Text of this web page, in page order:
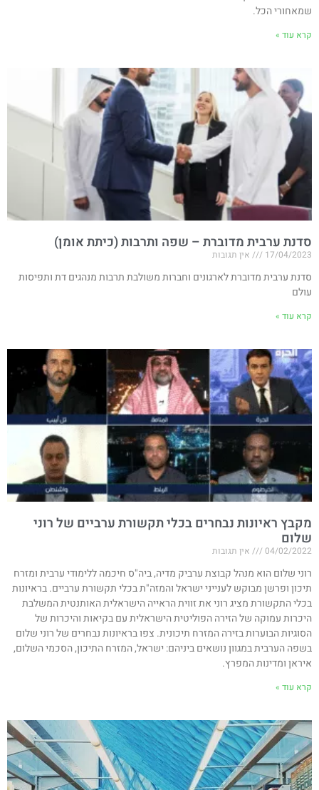
שמאחורי הכל.
קרא עוד »
סדנת ערבית מדוברת – שפה ותרבות (כיתת אומן)
17/04/2023 אין תגובות
סדנת ערבית מדוברת לארגונים וחברות משולבת תרבות מנהגים דת ותפיסות
עולם
קרא עוד »
מקבץ ראיונות נבחרים בכלי תקשורת ערביים של רוני
שלום
04/02/2022 אין תגובות
רוני שלום הוא מנהל קבוצת ערביק מדיה, ביה"ס חיכמה ללימודי ערבית ומזרח
תיכון ופרשן מבוקש לענייני ישראל והמזה"ת בכלי תקשורת ערביים. בראיונות
בכלי התקשורת מציג רוני את זווית הראייה הישראלית האותנטית המשלבת
היכרות עמוקה של הזירה הפוליטית הישראלית עם בקיאות והיכרות של
הסוגיות הבוערות בזירה המזרח תיכונית. צפו בראיונות נבחרים של רוני שלום
בשפה הערבית במגוון נושאים ביניהם: ישראל, המזרח התיכון, הסכמי השלום,
איראן ומדינות המפרץ.
קרא עוד »